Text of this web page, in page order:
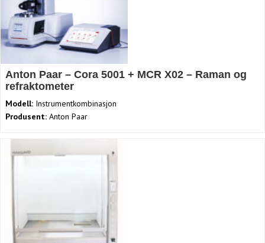
Anton Paar – Cora 5001 + MCR X02 – Raman og
refraktometer
Modell: Instrumentkombinasjon
Produsent: Anton Paar